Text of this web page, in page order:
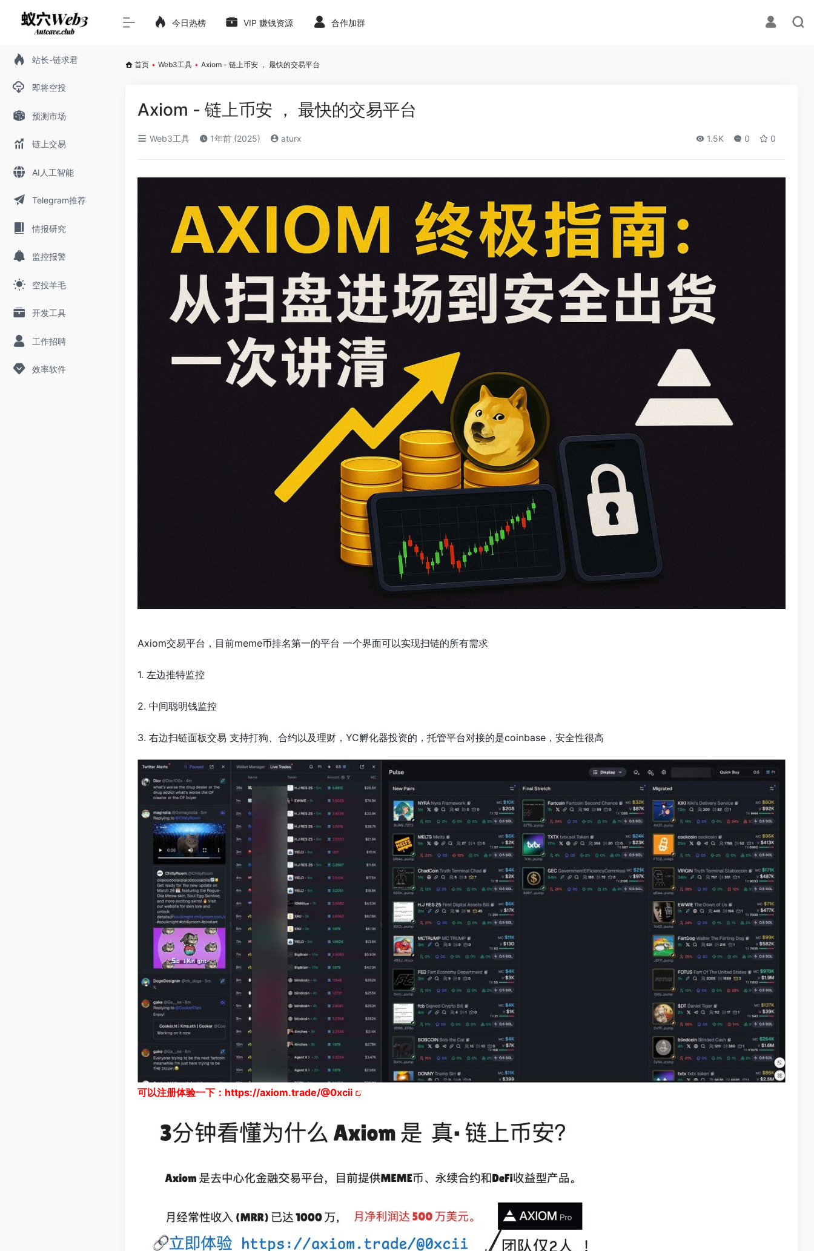
站长-链求君
即将空投
预测市场
链上交易
AI人工智能
Telegram推荐
情报研究
监控报警
空投羊毛
开发工具
工作招聘
效率软件
今日热榜 VIP 赚钱资源 合作加群
首页 • Web3工具 • Axiom - 链上币安 ， 最快的交易平台
Axiom - 链上币安 ， 最快的交易平台
Web3工具 1年前 (2025) aturx 1.5K 0 0
Axiom交易平台，目前meme币排名第一的平台 一个界面可以实现扫链的所有需求
1. 左边推特监控
2. 中间聪明钱监控
3. 右边扫链面板交易 支持打狗、合约以及理财，YC孵化器投资的，托管平台对接的是coinbase，安全性很高
可以注册体验一下： https://axiom.trade/@0xcii